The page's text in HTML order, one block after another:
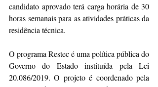
candidato aprovado terá carga horária de 30
horas semanais para as atividades práticas da
residência técnica.
O programa Restec é uma política pública do
Governo do Estado instituída pela Lei
20.086/2019. O projeto é coordenado pela